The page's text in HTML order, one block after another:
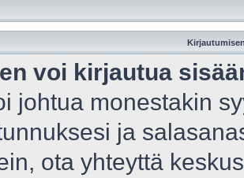
voi kirjautua
johtua monestakin
ja
ota yhteyttä